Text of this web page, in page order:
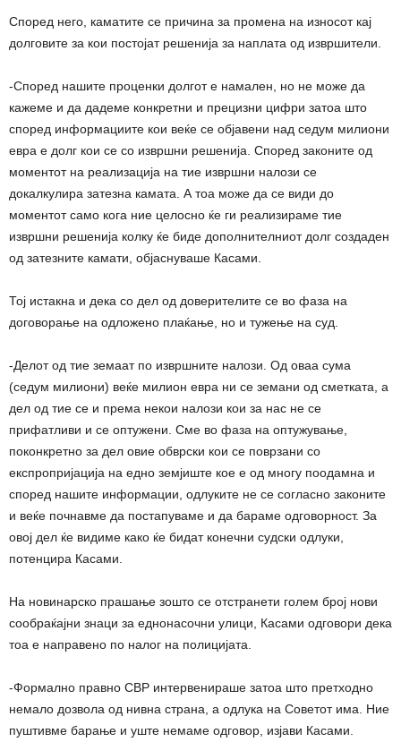
Според него, каматите се причина за промена на износот кај
долговите за кои постојат решенија за наплата од извршители.
-Според нашите проценки долгот е намален, но не може да
кажеме и да дадеме конкретни и прецизни цифри затоа што
според информациите кои веќе се објавени над седум милиони
евра е долг кои се со извршни решенија. Според законите од
моментот на реализација на тие извршни налози се
докалкулира затезна камата. А тоа може да се види до
моментот само кога ние целосно ќе ги реализираме тие
извршни решенија колку ќе биде дополнителниот долг создаден
од затезните камати, објаснуваше Касами.
Тој истакна и дека со дел од доверителите се во фаза на
договорање на одложено плаќање, но и тужење на суд.
-Делот од тие земаат по извршните налози. Од оваа сума
(седум милиони) веќе милион евра ни се земани од сметката, а
дел од тие се и према некои налози кои за нас не се
прифатливи и се оптужени. Сме во фаза на оптужување,
поконкретно за дел овие обврски кои се поврзани со
експропријација на едно земјиште кое е од многу поодамна и
според нашите информации, одлуките не се согласно законите
и веќе почнавме да постапуваме и да бараме одговорност. За
овој дел ќе видиме како ќе бидат конечни судски одлуки,
потенцира Касами.
На новинарско прашање зошто се отстранети голем број нови
сообраќајни знаци за еднонасочни улици, Касами одговори дека
тоа е направено по налог на полицијата.
-Формално правно СВР интервенираше затоа што претходно
немало дозвола од нивна страна, а одлука на Советот има. Ние
пуштивме барање и уште немаме одговор, изјави Касами.